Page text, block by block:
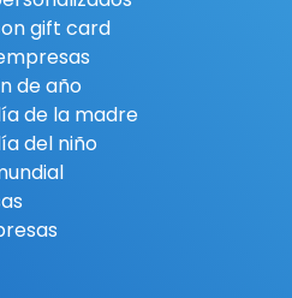
gift card
de año
de la madre
del niño